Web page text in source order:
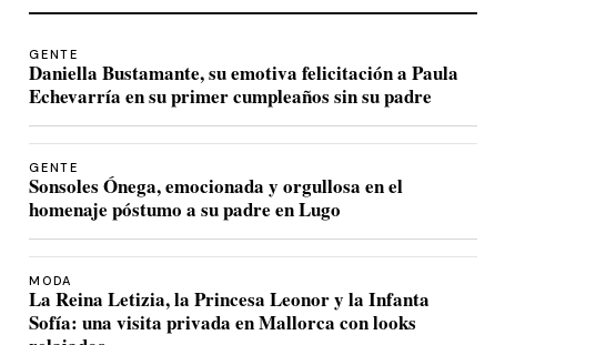
GENTE
Daniella Bustamante, su emotiva felicitación a Paula
Echevarría en su primer cumpleaños sin su padre
GENTE
Sonsoles Ónega, emocionada y orgullosa en el
homenaje póstumo a su padre en Lugo
MODA
La Reina Letizia, la Princesa Leonor y la Infanta
Sofía: una visita privada en Mallorca con looks